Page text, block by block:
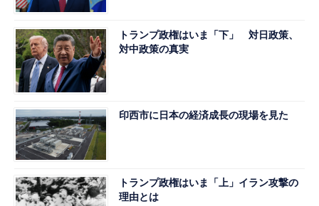
トランプ政権はいま「下」 対日政策、
対中政策の真実
印西市に日本の経済成長の現場を見た
トランプ政権はいま「上」イラン攻撃の
理由とは